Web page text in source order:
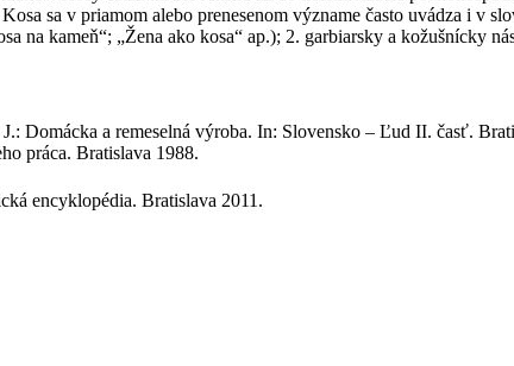
sa v priamom alebo prenesenom význame často uvádza i v
na kameň“; „Žena ako kosa“ ap.); 2. garbiarsky a kožušnícky
Domácka a remeselná výroba. In: Slovensko – Ľud II. časť.
práca. Bratislava 1988.
encyklopédia. Bratislava 2011.